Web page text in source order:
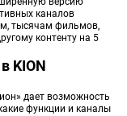
каналов
тысячам фильмов,
контенту на 5
KION
дает возможность
функции и каналы